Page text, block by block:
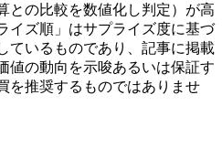
との比較を数値化し判定）が高
イズ順」はサプライズ度に基づ
ているものであり、記事に掲載
値の動向を示唆あるいは保証す
を推奨するものではありませ